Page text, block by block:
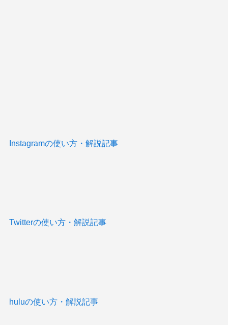
Instagramの使い方・解説記事
Twitterの使い方・解説記事
huluの使い方・解説記事